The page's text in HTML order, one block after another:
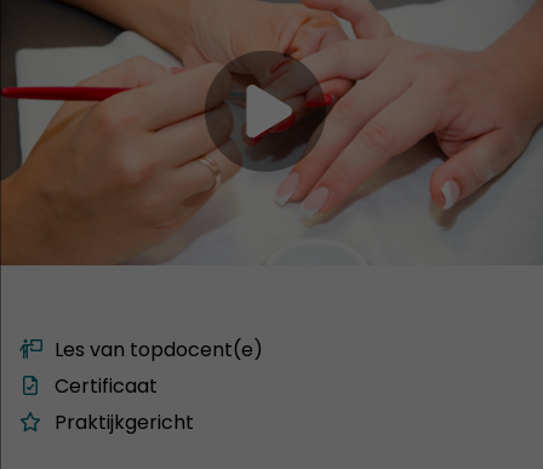
Les van topdocent(e)
Certificaat
Praktijkgericht